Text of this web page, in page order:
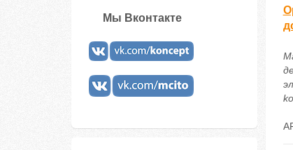
Мы Вконтакте